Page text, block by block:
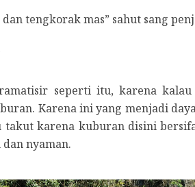
tengkorak mas” sahut sang
seperti itu, karena
Karena ini yang menjadi
karena kuburan disini
nyaman.